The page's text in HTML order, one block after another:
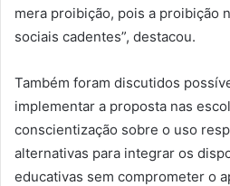
mera proibição, pois a proibição
sociais cadentes”, destacou.
Também foram discutidos
implementar a proposta nas
conscientização sobre o uso
alternativas para integrar os
educativas sem comprometer o